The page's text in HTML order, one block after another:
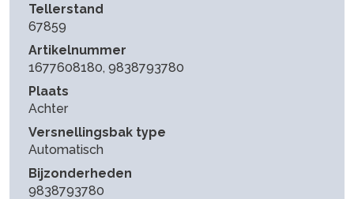
Tellerstand
67859
Artikelnummer
1677608180, 9838793780
Plaats
Achter
Versnellingsbak type
Automatisch
Bijzonderheden
9838793780